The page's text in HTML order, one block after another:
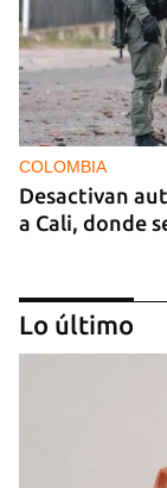
COLOMBIA
Desactivan
a Cali, donde
Lo último